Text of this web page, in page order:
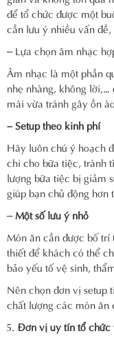
để tổ chức được một
cần lưu ý nhiều vấn đề,
– Lựa chọn âm nhạc
Âm nhạc là một phần
nhẹ nhàng, không
mái vừa tránh gây ồn
– Setup theo kinh phí
Hãy luôn chú ý hoạch
chi cho bữa tiệc, tránh
lượng bữa tiệc bị giảm
giúp bạn chủ động hơn
–Một số lưu ý nhỏ
Món ăn cần được bố
thiết để khách có thể
bảo yếu tố vệ sinh,
Nên chọn đơn vị setup
chất lượng các món ăn
Đơn vị uy tín tổ chức